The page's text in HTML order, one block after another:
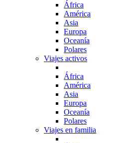
África
América
Asia
Europa
Oceanía
Polares
Viajes activos
África
América
Asia
Europa
Oceanía
Polares
Viajes en familia